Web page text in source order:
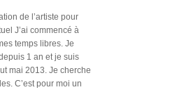
de l’artiste pour
J’ai commencé à
temps libres. Je
1 an et je suis
mai 2013. Je cherche
C’est pour moi un